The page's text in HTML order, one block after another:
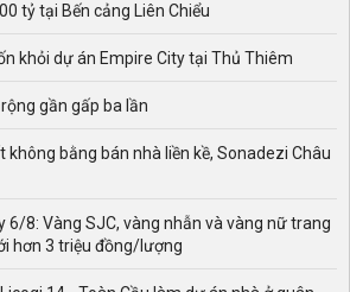
tỷ tại Bến cảng Liên Chiểu
khỏi dự án Empire City tại Thủ Thiêm
gần gấp ba lần
không bằng bán nhà liền kề, Sonadezi Châu
6/8: Vàng SJC, vàng nhẫn và vàng nữ trang
hơn 3 triệu đồng/lượng